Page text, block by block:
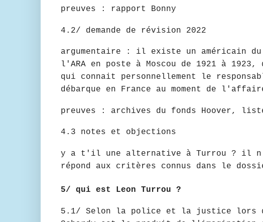
preuves : rapport Bonny
4.2/ demande de révision 2022
argumentaire : il existe un américain du
l'ARA en poste à Moscou de 1921 à
qui connait personnellement le
débarque en France au moment de
preuves : archives du fonds Hoover,
4.3 notes et objections
y a t'il une alternative à Turrou ? il
répond aux critères connus dans le
5/ qui est Leon Turrou ?
5.1/ Selon la police et la justice lors